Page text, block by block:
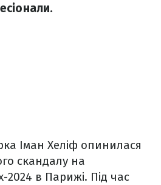
Іман Хеліф опинилася
скандалу на
2024 в Парижі. Під час